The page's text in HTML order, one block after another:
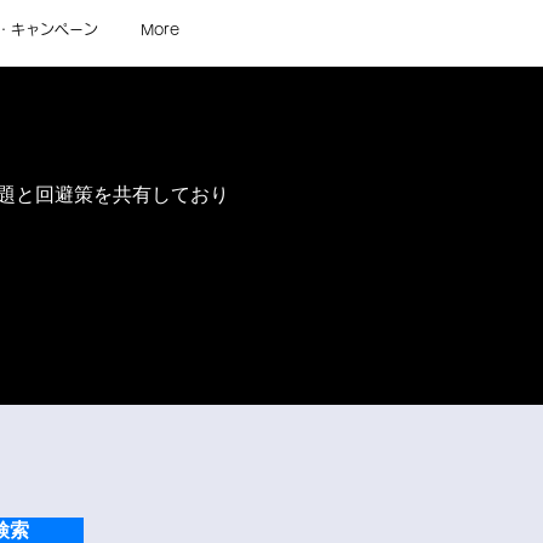
キャンペーン More
と回避策を共有しており
索